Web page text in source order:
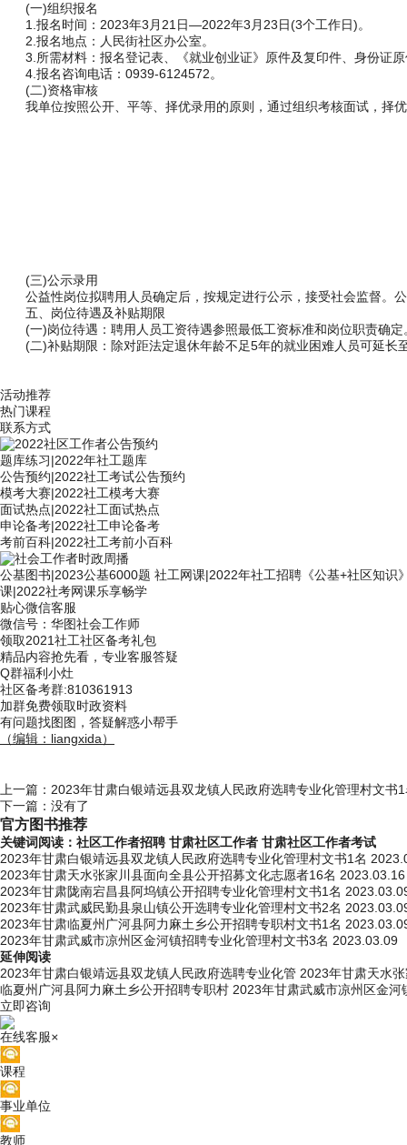
(一)组织报名
1.报名时间：2023年3月21日—2022年3月23日(3个工作日)。
2.报名地点：人民街社区办公室。
3.所需材料：报名登记表、《就业创业证》原件及复印件、身份证
4.报名咨询电话：0939-6124572。
(二)资格审核
我单位按照公开、平等、择优录用的原则，通过组织考核面试，择
(三)公示录用
公益性岗位拟聘用人员确定后，按规定进行公示，接受社会监督。
五、岗位待遇及补贴期限
(一)岗位待遇：聘用人员工资待遇参照最低工资标准和岗位职责确定
(二)补贴期限：除对距法定退休年龄不足5年的就业困难人员可延
活动推荐
热门课程
联系方式
题库练习|2022年社工题库
公告预约|2022社工考试公告预约
模考大赛|2022社工模考大赛
面试热点|2022社工面试热点
申论备考|2022社工申论备考
考前百科|2022社工考前小百科
公基图书|2023公基6000题 社工网课|2022年社工招聘《公基+社区知识
课|2022社考网课乐享畅学
贴心微信客服
微信号： 华图社会工作师
领取2021社工社区备考礼包
精品内容抢先看，专业客服答疑
Q群福利小灶
社区备考群:810361913
加群免费领取时政资料
有问题找图图，答疑解惑小帮手
（编辑：liangxida）
上一篇： 2023年甘肃白银靖远县双龙镇人民政府选聘专业化管理村文书
下一篇：没有了
官方图书推荐
关键词阅读： 社区工作者招聘 甘肃社区工作者 甘肃社区工作者考试
2023年甘肃白银靖远县双龙镇人民政府选聘专业化管理村文书1名
2023年甘肃天水张家川县面向全县公开招募文化志愿者16名 2023.03.16
2023年甘肃陇南宕昌县阿坞镇公开招聘专业化管理村文书1名
2023年甘肃武威民勤县泉山镇公开选聘专业化管理村文书2名
2023年甘肃临夏州广河县阿力麻土乡公开招聘专职村文书1名
2023年甘肃武威市凉州区金河镇招聘专业化管理村文书3名 2023.03.09
延伸阅读
2023年甘肃白银靖远县双龙镇人民政府选聘专业化管 2023年甘肃天水
临夏州广河县阿力麻土乡公开招聘专职村 2023年甘肃武威市凉州区金河
立即咨询
在线客服×
课程
事业单位
教师